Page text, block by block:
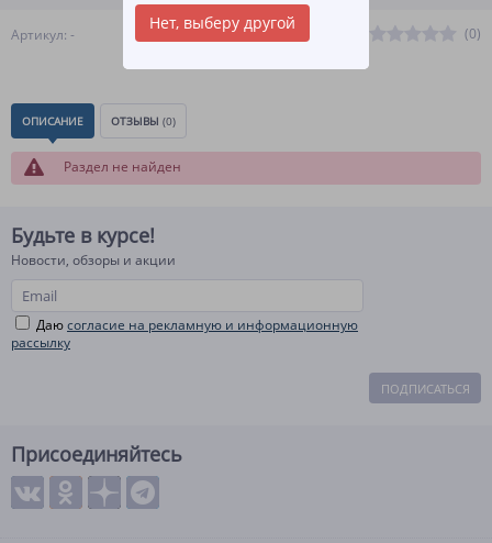
Нет, выберу другой
Артикул: - (0)
ОПИСАНИЕ ОТЗЫВЫ (0)
Раздел не найден
Будьте в курсе!
Новости, обзоры и акции
Даюсогласие на рекламную и информационную
рассылку
ПОДПИСАТЬСЯ
Присоединяйтесь